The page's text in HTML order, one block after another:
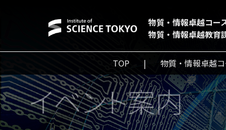
物質・情報卓越コー
物質・情報卓越教育
TOP 物質・情報卓越
イベント案内